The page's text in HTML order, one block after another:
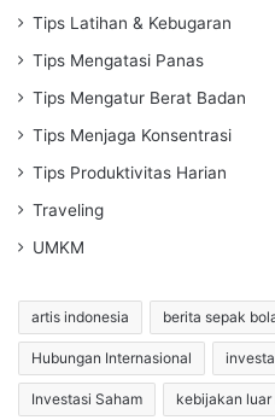
Tips Latihan & Kebugaran
Tips Mengatasi Panas
Tips Mengatur Berat Badan
Tips Menjaga Konsentrasi
Tips Produktivitas Harian
Traveling
UMKM
artis indonesia berita sepak
Hubungan Internasional
Investasi Saham kebijakan luar